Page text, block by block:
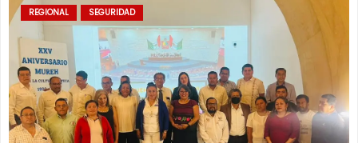
REGIONAL SEGURIDAD